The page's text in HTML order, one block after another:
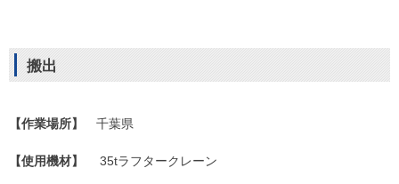
搬出
【作業場所】 千葉県
【使用機材】 35tラフタークレーン